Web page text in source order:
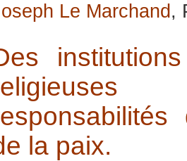
Le Marchand,
la paix.